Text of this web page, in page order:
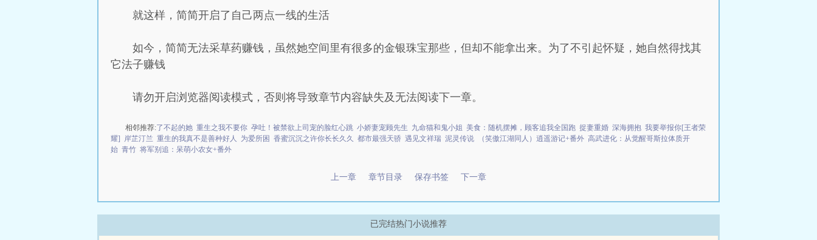
就这样，简简开启了自己两点一线的生活
如今，简简无法采草药赚钱，虽然她空间里有很多的金银珠宝那些，但却不能拿出来。为了不引起怀疑，她自然得找其
它法子赚钱
请勿开启浏览器阅读模式，否则将导致章节内容缺失及无法阅读下一章。
相邻推荐:了不起的她 重生之我不要你 孕吐！被禁欲上司宠的脸红心跳 小娇妻宠顾先生 九命猫和鬼小姐 美食：随机摆摊，顾客追我全国跑 捉妻重婚 深海拥抱 我要举报你[王者荣
耀]
岸芷汀兰 重生的我真不是善种好人 为爱所困 香蜜沉沉之许你长长久久 都市最强天骄 遇见文祥瑞 泥灵传说 （笑傲江湖同人）逍遥游记+番外 高武进化：从觉醒哥斯拉体质开
始 青竹 将军别追：呆萌小农女+番外
上一章 章节目录 保存书签 下一章
已完结热门小说推荐